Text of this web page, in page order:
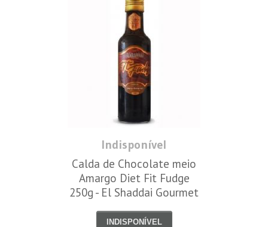
Indisponível
Calda de Chocolate meio
Amargo Diet Fit Fudge
250g - El Shaddai Gourmet
INDISPONÍVEL